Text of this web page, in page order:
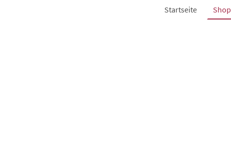
Startseite Shop